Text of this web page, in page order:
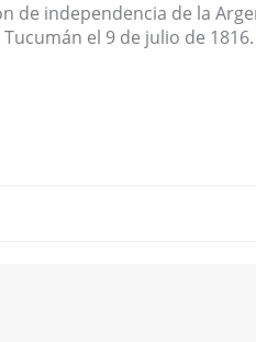
de independencia de la
el 9 de julio de 1816.